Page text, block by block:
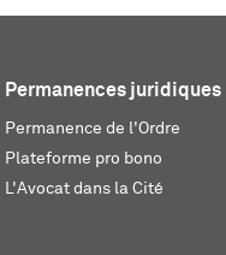
Permanences juridiques
Permanence de l'Ordre
Plateforme pro bono
L'Avocat dans la Cité